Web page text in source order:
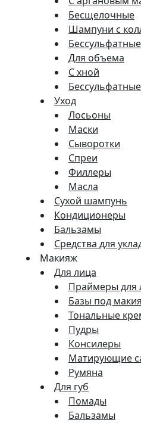
Бесщелочные
Шампуни с
Для объема
С хной
Уход
Лосьоны
Маски
Сыворотки
Спреи
Филлеры
Масла
Сухой шампунь
Кондиционеры
Бальзамы
Средства для
Макияж
Для лица
Праймеры для
Базы под
Тональные
Пудры
Консилеры
Матирующие
Румяна
Для губ
Помады
Бальзамы